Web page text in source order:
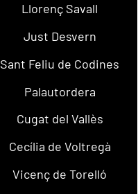
Llorenç Savall
Just Desvern
Sant Feliu de Codines
Palautordera
Cugat del Vallès
Cecília de Voltregà
Vicenç de Torelló